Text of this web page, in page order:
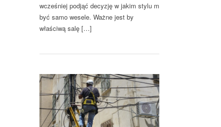
wcześniej podjąć decyzję w jakim stylu m
być samo wesele. Ważne jest by
właściwą salę […]